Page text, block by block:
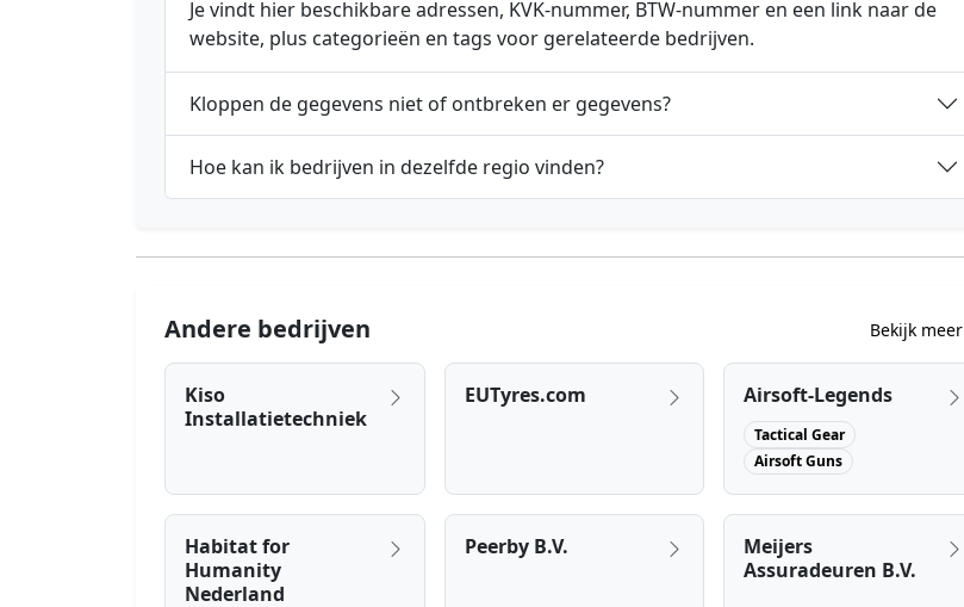
Je vindt hier beschikbare adressen, KVK-nummer, BTW-nummer en een link naar de
website, plus categorieën en tags voor gerelateerde bedrijven.
Kloppen de gegevens niet of ontbreken er gegevens?
Hoe kan ik bedrijven in dezelfde regio vinden?
Andere bedrijven Bekijk meer
Kiso
Installatietechniek
EUTyres.com Airsoft-Legends
Tactical Gear
Airsoft Guns
Habitat for
Humanity
Nederland
Peerby B.V.
Meijers
Assuradeuren B.V.